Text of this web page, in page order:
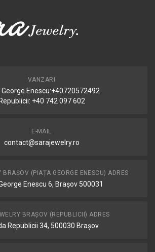
VANZARI
George Enescu:+40720572492
Republicii: +40 742 097 602
E-MAIL
contact@sarajewelry.ro
BRAȘOV (PIAȚA GEORGE ENESCU) ADRES
Enescu 6, Brașov 500031
BRAȘOV (REPUBLICII) ADRES
Republicii 34, 500030 Brașov